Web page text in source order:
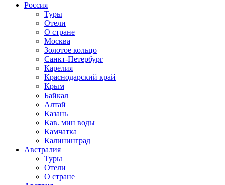
Россия
Туры
Отели
О стране
Москва
Золотое кольцо
Санкт-Петербург
Карелия
Краснодарский край
Крым
Байкал
Алтай
Казань
Кав. мин воды
Камчатка
Калининград
Австралия
Туры
Отели
О стране